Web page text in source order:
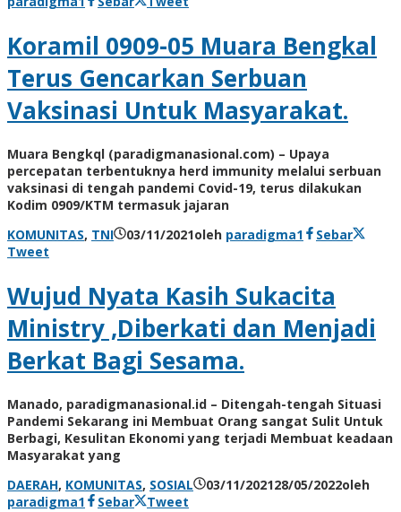
Koramil 0909-05 Muara Bengkal
Terus Gencarkan Serbuan
Vaksinasi Untuk Masyarakat.
Muara Bengkql (paradigmanasional.com) – Upaya
percepatan terbentuknya herd immunity melalui serbuan
vaksinasi di tengah pandemi Covid-19, terus dilakukan
Kodim 0909/KTM termasuk jajaran
KOMUNITAS, TNI 03/11/2021oleh paradigma1
Sebar
Tweet
Wujud Nyata Kasih Sukacita
Ministry ,Diberkati dan Menjadi
Berkat Bagi Sesama.
Manado, paradigmanasional.id – Ditengah-tengah Situasi
Pandemi Sekarang ini Membuat Orang sangat Sulit Untuk
Berbagi, Kesulitan Ekonomi yang terjadi Membuat keadaan
Masyarakat yang
DAERAH, KOMUNITAS, SOSIAL 03/11/202128/05/2022oleh
paradigma1
Sebar Tweet